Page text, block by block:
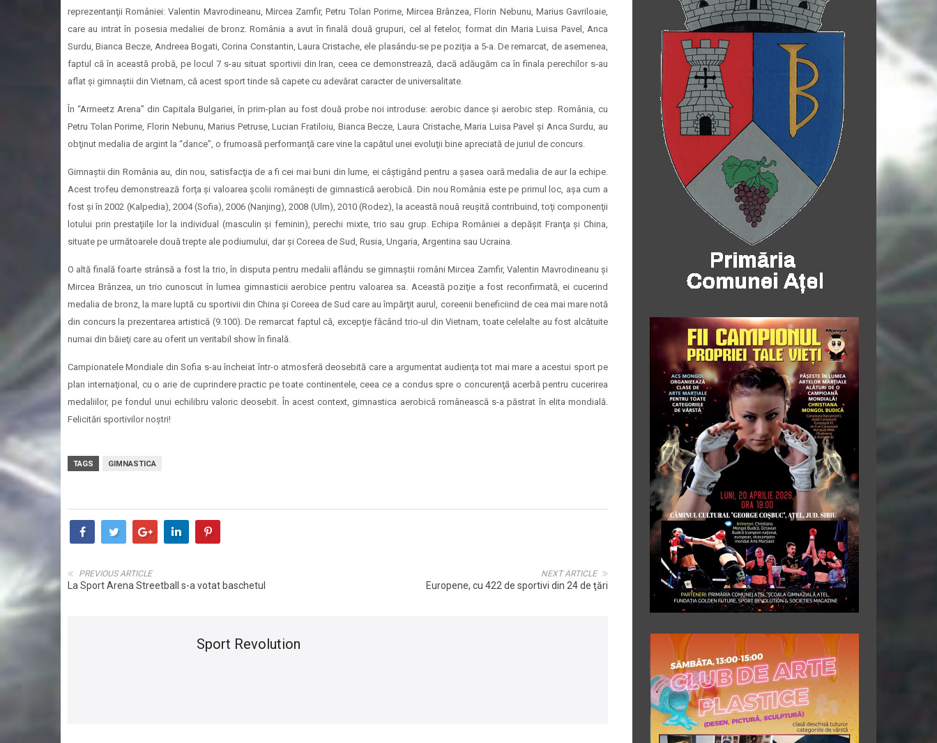
reprezentanţii României: Valentin Mavrodineanu, Mircea Zamfir, Petru Tolan Porime, Mircea Brânzea, Florin Nebunu, Marius Gavriloaie,
care au intrat în posesia medaliei de bronz. România a avut în finală două grupuri, cel al fetelor, format din Maria Luisa Pavel, Anca
Surdu, Bianca Becze, Andreea Bogati, Corina Constantin, Laura Cristache, ele plasându-se pe poziţia a 5-a. De remarcat, de asemenea,
faptul că în această probă, pe locul 7 s-au situat sportivii din Iran, ceea ce demonstrează, dacă adăugăm ca în finala perechilor s-au
aflat şi gimnaştii din Vietnam, că acest sport tinde să capete cu adevărat caracter de universalitate.
În “Armeetz Arena” din Capitala Bulgariei, în prim-plan au fost două probe noi introduse: aerobic dance şi aerobic step. România, cu
Petru Tolan Porime, Florin Nebunu, Marius Petruse, Lucian Fratiloiu, Bianca Becze, Laura Cristache, Maria Luisa Pavel şi Anca Surdu, au
obţinut medalia de argint la “dance”, o frumoasă performanţă care vine la capătul unei evoluţii bine apreciată de juriul de concurs.
Gimnaştii din România au, din nou, satisfacţia de a fi cei mai buni din lume, ei câştigând pentru a şasea oară medalia de aur la echipe.
Acest trofeu demonstrează forţa şi valoarea şcolii româneşti de gimnastică aerobică. Din nou România este pe primul loc, aşa cum a
fost şi în 2002 (Kalpedia), 2004 (Sofia), 2006 (Nanjing), 2008 (Ulm), 2010 (Rodez), la această nouă reuşită contribuind, toţi componenţii
lotului prin prestaţiile lor la individual (masculin şi feminin), perechi mixte, trio sau grup. Echipa României a depăşit Franţa şi China,
situate pe următoarele două trepte ale podiumului, dar şi Coreea de Sud, Rusia, Ungaria, Argentina sau Ucraina.
O altă finală foarte strânsă a fost la trio, în disputa pentru medalii aflându se gimnaştii români Mircea Zamfir, Valentin Mavrodineanu şi
Mircea Brânzea, un trio cunoscut în lumea gimnasticii aerobice pentru valoarea sa. Această poziţie a fost reconfirmată, ei cucerind
medalia de bronz, la mare luptă cu sportivii din China şi Coreea de Sud care au împărţit aurul, coreenii beneficiind de cea mai mare notă
din concurs la prezentarea artistică (9.100). De remarcat faptul că, excepţie făcând trio-ul din Vietnam, toate celelalte au fost alcătuite
numai din băieţi care au oferit un veritabil show în finală.
Campionatele Mondiale din Sofia s-au încheiat într-o atmosferă deosebită care a argumentat audienţa tot mai mare a acestui sport pe
plan internaţional, cu o arie de cuprindere practic pe toate continentele, ceea ce a condus spre o concurenţă acerbă pentru cucerirea
medaliilor, pe fondul unui echilibru valoric deosebit. În acest context, gimnastica aerobică românească s-a păstrat în elita mondială.
Felicitări sportivilor noştri!
TAGS GIMNASTICA
NEXT ARTICLE
Europene, cu 422 de sportivi din 24 de ţări
PREVIOUS ARTICLE
La Sport Arena Streetball s-a votat baschetul
Sport Revolution